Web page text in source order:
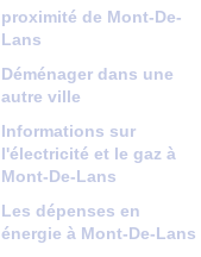
proximité de Mont-De-
Lans
Déménager dans une
autre ville
Informations sur
l'électricité et le gaz à
Mont-De-Lans
Les dépenses en
énergie à Mont-De-Lans